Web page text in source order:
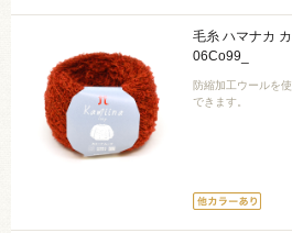
毛糸 ハマナカ
06Co99_
防縮加工ウールを
できます。